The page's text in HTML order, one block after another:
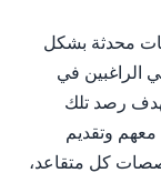
محدثة بشكل
الراغبين في
رصد تلك
وتقديم
كل متقاعد،